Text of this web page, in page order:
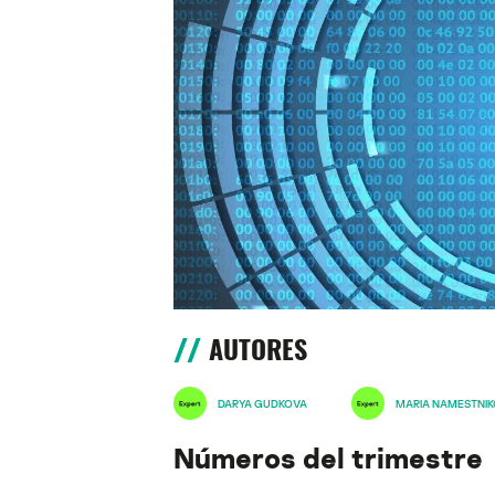
AUTORES
DARYA GUDKOVA MARIA
Números del trimestre